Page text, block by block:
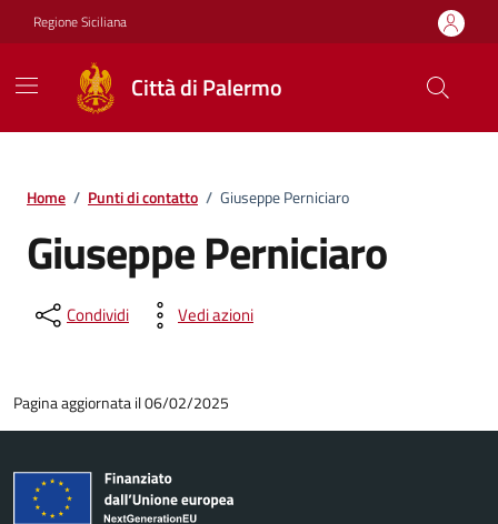
Vai ai contenuti
Vai al footer
Regione Siciliana
Città di Palermo
Home / Punti di contatto / Giuseppe Perniciaro
Giuseppe Perniciaro
Condividi Vedi azioni
Pagina aggiornata il 06/02/2025